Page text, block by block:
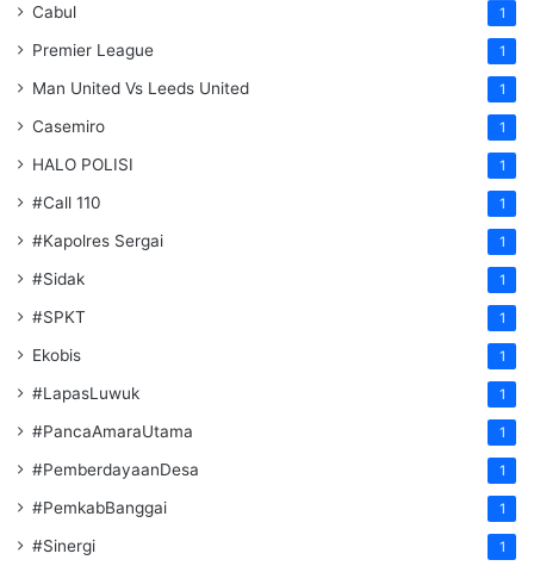
Cabul 1
Premier League 1
Man United Vs Leeds United 1
Casemiro 1
HALO POLISI 1
#Call 110 1
#Kapolres Sergai 1
#Sidak 1
#SPKT 1
Ekobis 1
#LapasLuwuk 1
#PancaAmaraUtama 1
#PemberdayaanDesa 1
#PemkabBanggai 1
#Sinergi 1